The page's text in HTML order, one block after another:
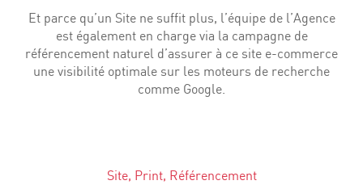
Et parce qu’un Site ne suffit plus, l’équipe de l’Agence
est également en charge via la campagne de
référencement naturel d’assurer à ce site e-commerce
une visibilité optimale sur les moteurs de recherche
comme Google.
Site, Print, Référencement